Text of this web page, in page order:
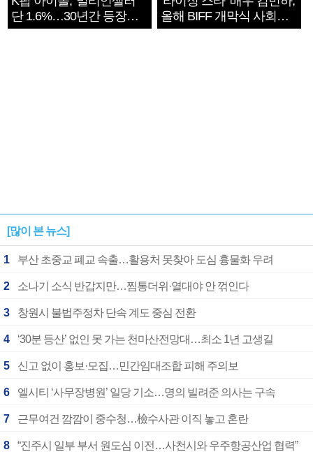
단 1.6%…30년간 등장
1182개팀 전수조사
올해 BIFF 개막식 사회자
확정
[많이 본 뉴스]
1 부산 초중교 폐교 속출…활용처 못찾아 도심 흉물화 우려
2 소나기 소식 반갑지만…찜통더위·열대야 안 꺾인다
3 창원시 불법주정차 단속 계도 중심 전환
4 ‘30분 등산’ 없인 못 가는 천마산전망대…최소 1년 고생길
5 신고 없이 홍보·모집…민간임대조합 피해 주의보
6 엘시티 ‘사무장병원’ 일당 기소…명의 빌려준 의사는 구속
7 근무여건 깜깜이 중수청…檢수사관 이직 놓고 혼란
8 “진주시 일부 부서 원도심 이전…사천시와 우주항공산업 협력”